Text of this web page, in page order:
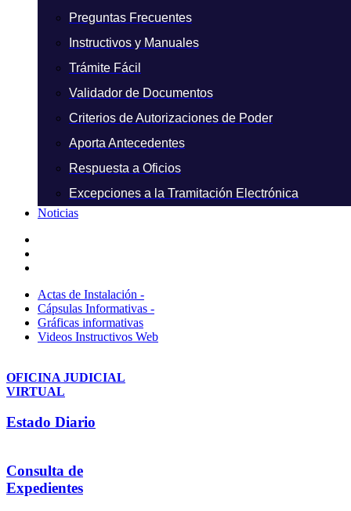
Preguntas Frecuentes
Instructivos y Manuales
Trámite Fácil
Validador de Documentos
Criterios de Autorizaciones de Poder
Aporta Antecedentes
Respuesta a Oficios
Excepciones a la Tramitación Electrónica
Noticias
Actas de Instalación -
Cápsulas Informativas -
Gráficas informativas
Videos Instructivos Web
OFICINA JUDICIAL
VIRTUAL
Estado Diario
Consulta de
Expedientes